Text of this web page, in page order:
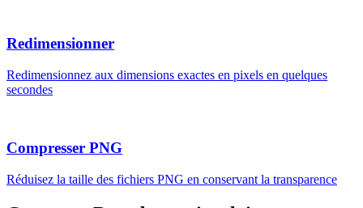
Redimensionner
Redimensionnez aux dimensions exactes en pixels en quelques
secondes
Compresser PNG
Réduisez la taille des fichiers PNG en conservant la transparence